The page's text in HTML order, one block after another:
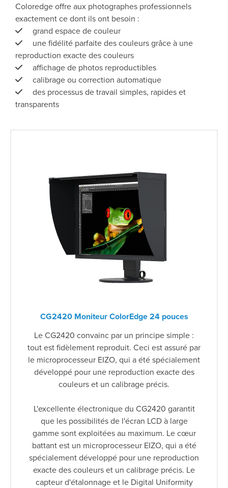
Coloredge offre aux photographes professionnels
exactement ce dont ils ont besoin :
grand espace de couleur
une fidélité parfaite des couleurs grâce à une
reproduction exacte des couleurs
affichage de photos reproductibles
calibrage ou correction automatique
des processus de travail simples, rapides et
transparents
CG2420 Moniteur ColorEdge 24 pouces
Le CG2420 convainc par un principe simple :
tout est fidèlement reproduit. Ceci est assuré par
le microprocesseur EIZO, qui a été spécialement
développé pour une reproduction exacte des
couleurs et un calibrage précis.
L'excellente électronique du CG2420 garantit
que les possibilités de l'écran LCD à large
gamme sont exploitées au maximum. Le cœur
battant est un microprocesseur EIZO, qui a été
spécialement développé pour une reproduction
exacte des couleurs et un calibrage précis. Le
capteur d'étalonnage et le Digital Uniformity